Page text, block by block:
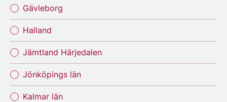
Gävleborg
Halland
Jämtland Härjedalen
Jönköpings län
Kalmar län